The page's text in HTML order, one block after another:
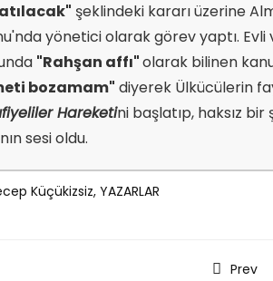
şeklindeki kararı üzerine
yönetici olarak görev yaptı. Evli
"Rahşan affı"olarak bilinen
bozamam" diyerek Ülkücülerin
Hareketini başlatıp, haksız
sesi oldu.
Küçükizsiz, YAZARLAR
Prev